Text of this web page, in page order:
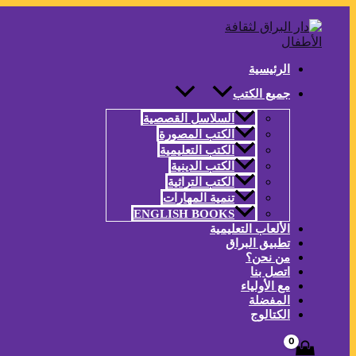
تخطي
المحتوى
الرئيسية
جميع الكتب
السلاسل القصصية
الكتب المصورة
الكتب التعليمية
الكتب الدينية
الكتب التراثية
تنمية المهارات
ENGLISH BOOKS
الألعاب التعليمية
تطبيق البراق
من نحن؟
اتصل بنا
مع الأولياء
المفضلة
الكتالوج